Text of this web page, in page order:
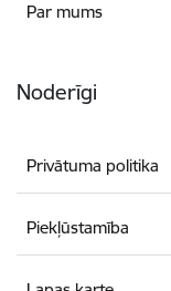
Par mums
Noderīgi
Privātuma politika
Piekļūstamība